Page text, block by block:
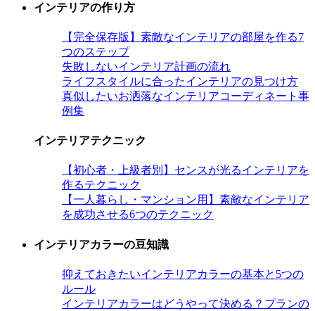
インテリアの作り方
【完全保存版】素敵なインテリアの部屋を作る7
つのステップ
失敗しないインテリア計画の流れ
ライフスタイルに合ったインテリアの見つけ方
真似したいお洒落なインテリアコーディネート事
例集
インテリアテクニック
【初心者・上級者別】センスが光るインテリアを
作るテクニック
【一人暮らし・マンション用】素敵なインテリア
を成功させる6つのテクニック
インテリアカラーの豆知識
抑えておきたいインテリアカラーの基本と5つの
ルール
インテリアカラーはどうやって決める？プランの